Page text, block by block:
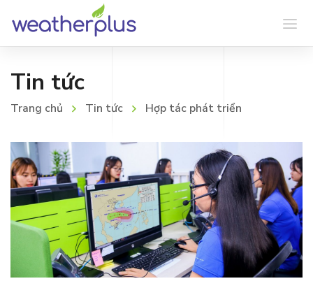
Tin tức
Trang chủ Tin tức Hợp tác phát triển